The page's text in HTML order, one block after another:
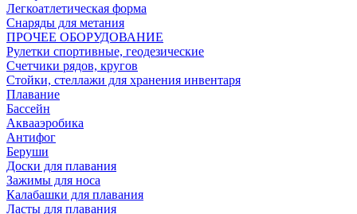
Легкоатлетическая форма
Снаряды для метания
ПРОЧЕЕ ОБОРУДОВАНИЕ
Рулетки спортивные, геодезические
Счетчики рядов, кругов
Стойки, стеллажи для хранения инвентаря
Плавание
Бассейн
Аквааэробика
Антифог
Беруши
Доски для плавания
Зажимы для носа
Калабашки для плавания
Ласты для плавания